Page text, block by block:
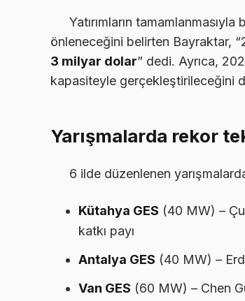
Yatırımların tamamlanmasıyla
önleneceğini belirten Bayraktar,
3 milyar dolar” dedi. Ayrıca,
kapasiteyle gerçekleştirileceğini
Yarışmalarda rekor
6 ilde düzenlenen
Kütahya GES (40 MW) –
katkı payı
Antalya GES (40 MW) –
Van GES (60 MW) – Chen